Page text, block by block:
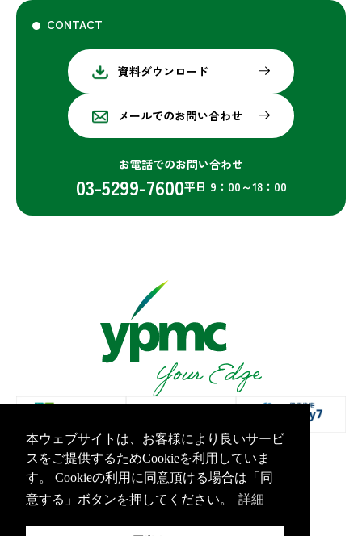
CONTACT
資料ダウンロード
メールでのお問い合わせ
お電話でのお問い合わせ
03-5299-7600平日 9：00～18：00
プライバシーポリシー 情報セキュリティ基本方針
Copyright Yamashita PMC Inc.All Rights Reserved.
本ウェブサイトは、お客様により良いサービ
スをご提供するためCookieを利用していま
す。 Cookieの利用に同意頂ける場合は「同
意する」ボタンを押してください。
詳細